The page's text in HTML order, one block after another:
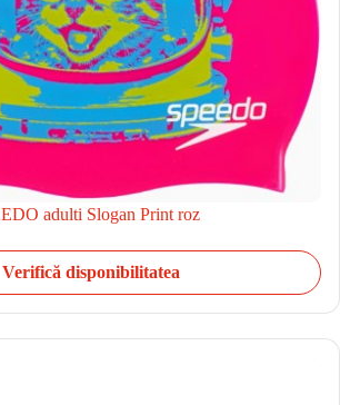
adulti Slogan Print roz
Verifică disponibilitatea